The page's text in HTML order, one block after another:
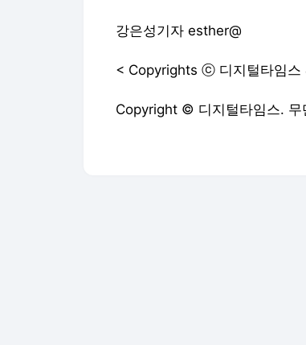
강은성기자 esther@
< Copyrights ⓒ 디지털타임스
Copyright © 디지털타임스. 무